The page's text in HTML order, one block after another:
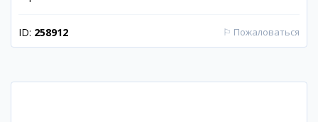
ID: 258912 ⚐ Пожаловаться